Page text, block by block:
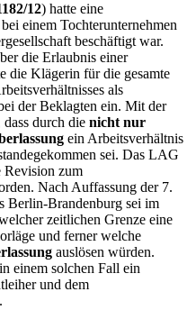
12) hatte eine
einem Tochterunternehmen
beschäftigt war.
die Erlaubnis einer
die Klägerin für die gesamte
als
der Beklagten ein. Mit der
durch die nicht nur
ein Arbeitsverhältnis
sei. Das LAG
Revision zum
Nach Auffassung der 7.
Berlin-Brandenburg sei im
zeitlichen Grenze eine
und ferner welche
auslösen würden.
einem solchen Fall ein
und dem